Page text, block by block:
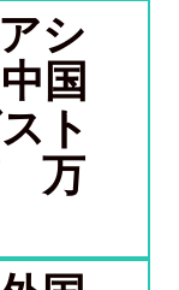
シ
国
ト
万